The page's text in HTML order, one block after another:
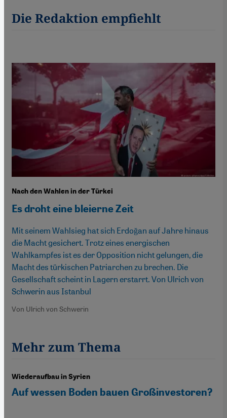
Die Redaktion empfiehlt
Nach den Wahlen in der Türkei
Es droht eine bleierne Zeit
Mit seinem Wahlsieg hat sich Erdoğan auf Jahre hinaus
die Macht gesichert. Trotz eines energischen
Wahlkampfes ist es der Opposition nicht gelungen, die
Macht des türkischen Patriarchen zu brechen. Die
Gesellschaft scheint in Lagern erstarrt. Von Ulrich von
Schwerin aus Istanbul
Von Ulrich von Schwerin
Mehr zum Thema
Wiederaufbau in Syrien
Auf wessen Boden bauen Großinvestoren?